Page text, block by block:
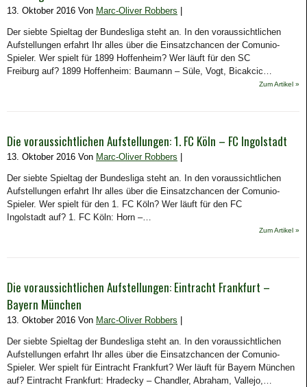
13. Oktober 2016 Von Marc-Oliver Robbers
Der siebte Spieltag der Bundesliga steht an. In den voraussichtlichen
Aufstellungen erfahrt Ihr alles über die Einsatzchancen der Comunio-
Spieler. Wer spielt für 1899 Hoffenheim? Wer läuft für den SC
Freiburg auf? 1899 Hoffenheim: Baumann – Süle, Vogt, Bicakcic…
Zum Artikel »
Die voraussichtlichen Aufstellungen: 1. FC Köln – FC Ingolstadt
13. Oktober 2016 Von Marc-Oliver Robbers
Der siebte Spieltag der Bundesliga steht an. In den voraussichtlichen
Aufstellungen erfahrt Ihr alles über die Einsatzchancen der Comunio-
Spieler. Wer spielt für den 1. FC Köln? Wer läuft für den FC
Ingolstadt auf? 1. FC Köln: Horn –…
Zum Artikel »
Die voraussichtlichen Aufstellungen: Eintracht Frankfurt –
Bayern München
13. Oktober 2016 Von Marc-Oliver Robbers
Der siebte Spieltag der Bundesliga steht an. In den voraussichtlichen
Aufstellungen erfahrt Ihr alles über die Einsatzchancen der Comunio-
Spieler. Wer spielt für Eintracht Frankfurt? Wer läuft für Bayern München
auf? Eintracht Frankfurt: Hradecky – Chandler, Abraham, Vallejo,…